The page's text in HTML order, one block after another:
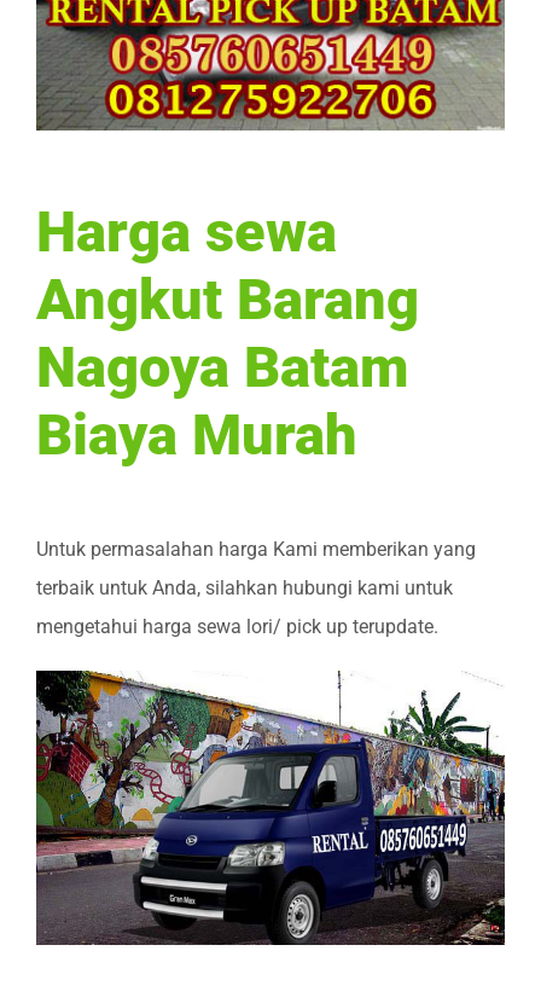
Harga sewa
Angkut Barang
Nagoya Batam
Biaya Murah
Untuk permasalahan harga Kami memberikan yang
terbaik untuk Anda, silahkan hubungi kami untuk
mengetahui harga sewa lori/ pick up terupdate.